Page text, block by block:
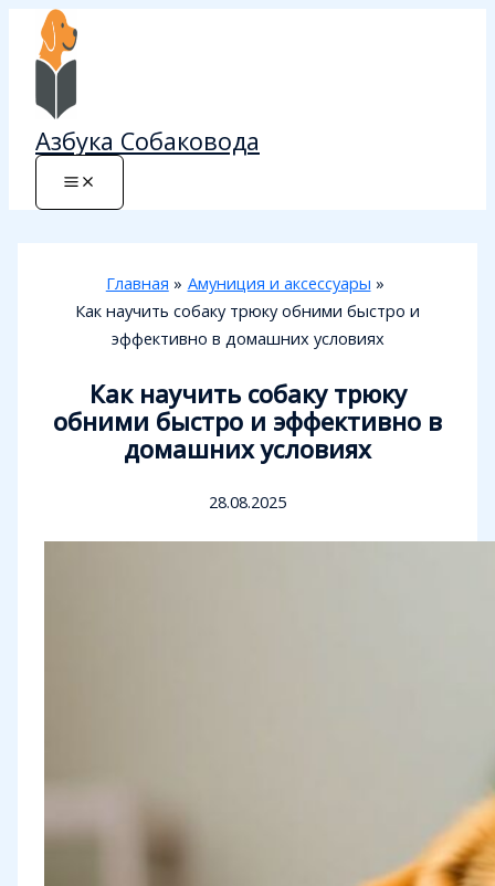
Перейти
содержимому
Азбука Собаковода
Главная
Амуниция и аксессуары
Как научить собаку трюку обними быстро и
эффективно в домашних условиях
Как научить собаку трюку
обними быстро и эффективно в
домашних условиях
28.08.2025